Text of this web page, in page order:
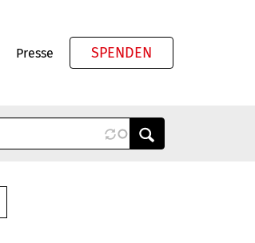
Presse SPENDEN